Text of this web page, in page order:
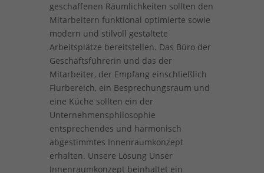
geschaffenen Räumlichkeiten sollten den
Mitarbeitern funktional optimierte sowie
modern und stilvoll gestaltete
Arbeitsplätze bereitstellen. Das Büro der
Geschäftsführerin und das der
Mitarbeiter, der Empfang einschließlich
Flurbereich, ein Besprechungsraum und
eine Küche sollten ein der
Unternehmensphilosophie
entsprechendes und harmonisch
abgestimmtes Innenraumkonzept
erhalten. Unsere Lösung Unser
Innenraumkonzept beinhaltet ein